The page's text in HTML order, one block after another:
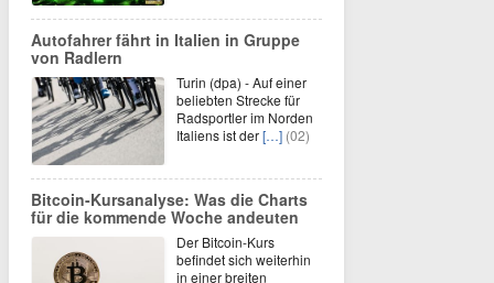
Autofahrer fährt in Italien in Gruppe
von Radlern
Turin (dpa) - Auf einer
beliebten Strecke für
Radsportler im Norden
Italiens ist der[…] (02)
Bitcoin-Kursanalyse: Was die Charts
für die kommende Woche andeuten
Der Bitcoin-Kurs
befindet sich weiterhin
in einer breiten